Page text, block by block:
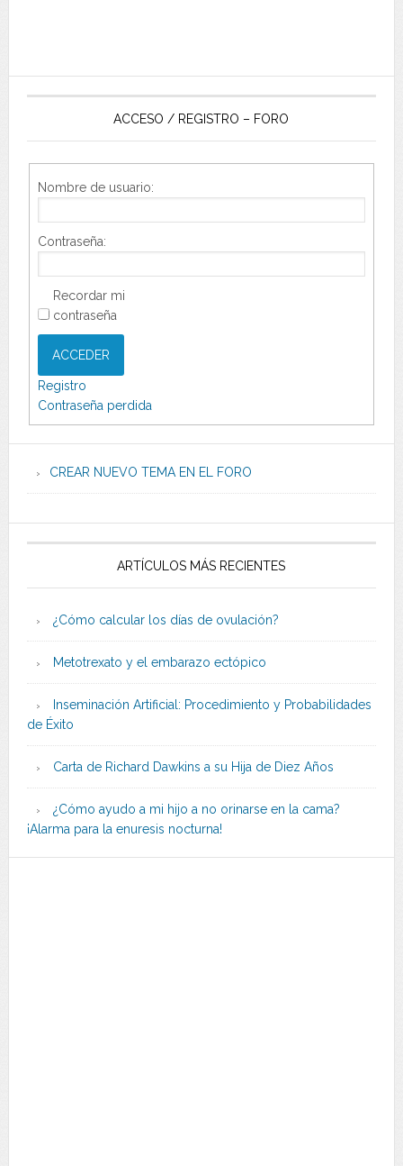
ACCESO / REGISTRO – FORO
Nombre de usuario:
Contraseña:
Recordar mi
contraseña
ACCEDER
Registro
Contraseña perdida
CREAR NUEVO TEMA EN EL FORO
ARTÍCULOS MÁS RECIENTES
¿Cómo calcular los días de ovulación?
Metotrexato y el embarazo ectópico
Inseminación Artificial: Procedimiento y Probabilidades
de Éxito
Carta de Richard Dawkins a su Hija de Diez Años
¿Cómo ayudo a mi hijo a no orinarse en la cama?
¡Alarma para la enuresis nocturna!